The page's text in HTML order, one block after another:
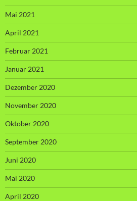
Mai 2021
April 2021
Februar 2021
Januar 2021
Dezember 2020
November 2020
Oktober 2020
September 2020
Juni 2020
Mai 2020
April 2020